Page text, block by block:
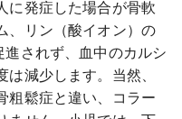
に発症した場合が骨軟
、リン（酸イオン）の
されず、血中のカルシ
減少します。当然、
粗鬆症と違い、コラー